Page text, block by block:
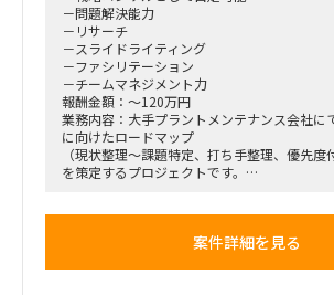
－問題解決能力
－リサーチ
－スライドライティング
－ファシリテーション
－チームマネジメント力
報酬金額：～120万円
業務内容：大手プラントメンテナンス会社に
に向けたロードマップ
（現状整理～課題特定、打ち手整理、優先度
を策定するプロジェクトです。
案件詳細を見る